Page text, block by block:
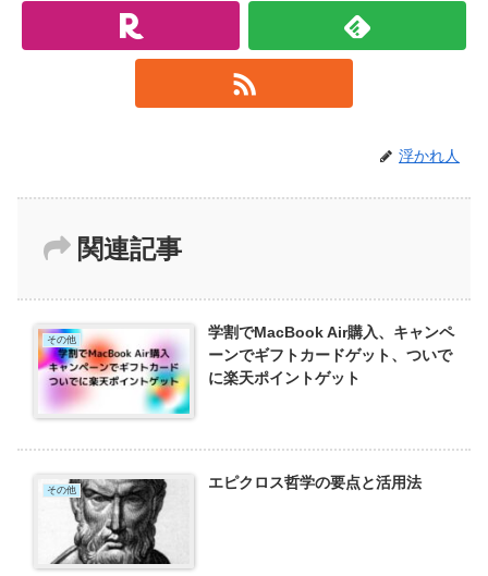
浮かれ人
関連記事
その他
学割でMacBook Air購入、キャンペ
ーンでギフトカードゲット、ついで
に楽天ポイントゲット
その他 エピクロス哲学の要点と活用法